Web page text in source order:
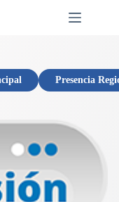
Presencia